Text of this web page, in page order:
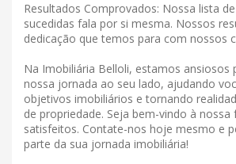
Resultados Comprovados: Nossa lista
sucedidas fala por si mesma. Nossos
dedicação que temos para com nossos
Na Imobiliária Belloli, estamos ansiosos
nossa jornada ao seu lado, ajudando
objetivos imobiliários e tornando
de propriedade. Seja bem-vindo à nossa
satisfeitos. Contate-nos hoje mesmo e
parte da sua jornada imobiliária!